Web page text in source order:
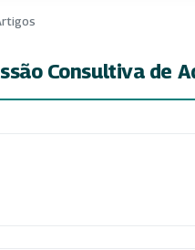
Consultiva de